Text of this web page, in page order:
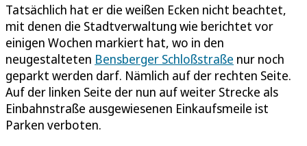
Tatsächlich hat er die weißen Ecken nicht beachtet,
mit denen die Stadtverwaltung wie berichtet vor
einigen Wochen markiert hat, wo in den
neugestalteten Bensberger Schloßstraße nur noch
geparkt werden darf. Nämlich auf der rechten Seite.
Auf der linken Seite der nun auf weiter Strecke als
Einbahnstraße ausgewiesenen Einkaufsmeile ist
Parken verboten.